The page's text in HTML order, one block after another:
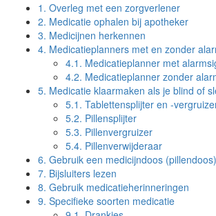
1. Overleg met een zorgverlener
2. Medicatie ophalen bij apotheker
3. Medicijnen herkennen
4. Medicatieplanners met en zonder
4.1. Medicatieplanner met
4.2. Medicatieplanner zonder
5. Medicatie klaarmaken als je blind of
5.1. Tablettensplijter en -
5.2. Pillensplijter
5.3. Pillenvergruizer
5.4. Pillenverwijderaar
6. Gebruik een medicijndoos (pillendoos)
7. Bijsluiters lezen
8. Gebruik medicatieherinneringen
9. Specifieke soorten medicatie